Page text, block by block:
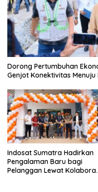
Dorong Pertumbuhan
Genjot Konektivitas
Indosat Sumatra Hadirkan
Pengalaman Baru bagi
Pelanggan Lewat